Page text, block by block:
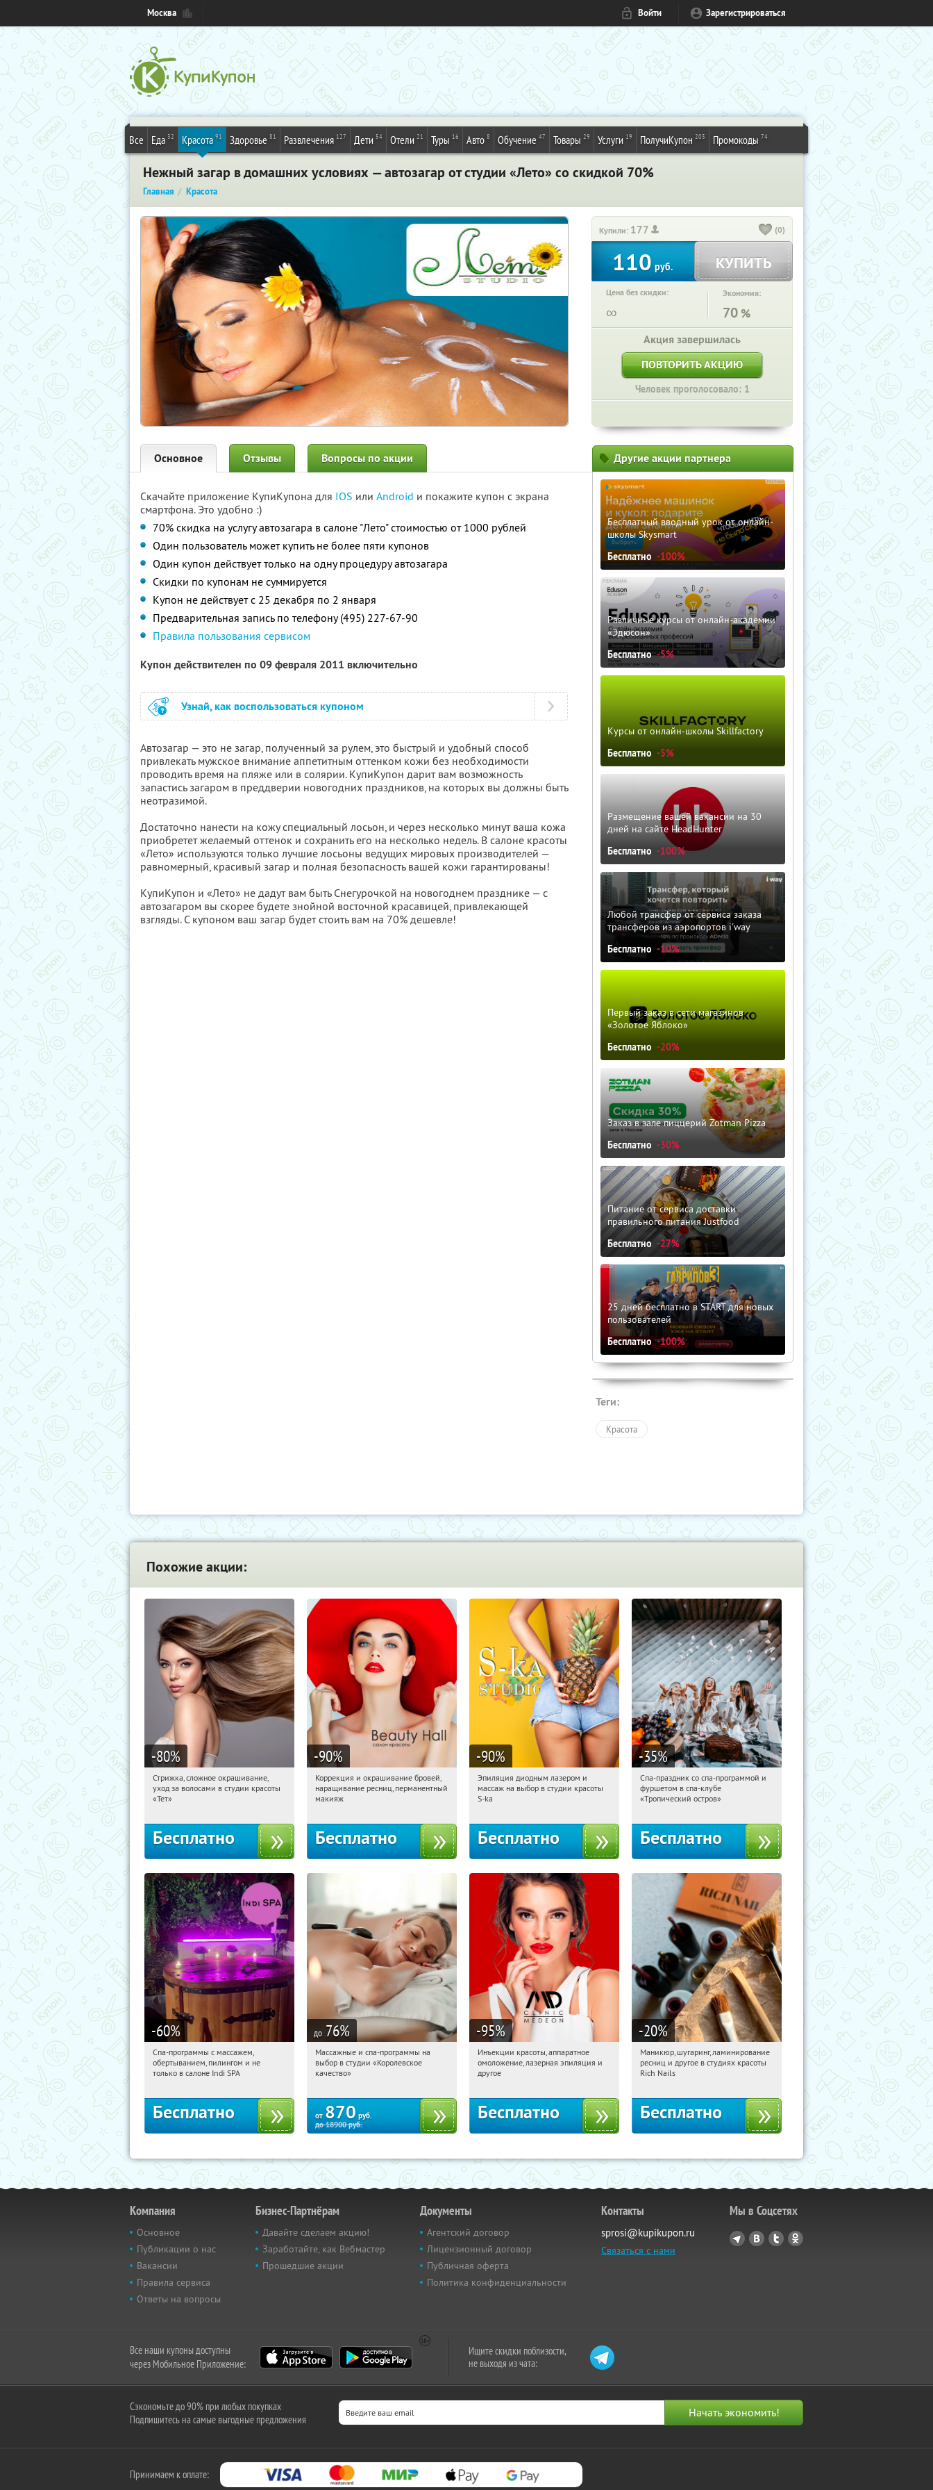
Москва Войти Зарегистрироваться
Все Еда 32 Красота 91 Здоровье 81 Развлечения 127 Дети 54 Отели 21 Туры 16 Авто 8 Обучение 47 Товары 29 Услуги 19 ПолучиКупон 203 Промокоды 74
Нежный загар в домашних условиях — автозагар от студии «Лето» со скидкой 70%
Главная Красота
Купили: 177 (0)
110 руб. КУПИТЬ
Цена без скидки:
∞
Экономия:
70 %
Акция завершилась
ПОВТОРИТЬ АКЦИЮ
Человек проголосовало: 1
Основное Отзывы Вопросы по акции
Скачайте приложение КупиКупона для IOS или Android и покажите купон с экрана
смартфона. Это удобно :)
70% скидка на услугу автозагара в салоне "Лето" стоимостью от 1000 рублей
Один пользователь может купить не более пяти купонов
Один купон действует только на одну процедуру автозагара
Скидки по купонам не суммируется
Купон не действует с 25 декабря по 2 января
Предварительная запись по телефону (495) 227-67-90
Правила пользования сервисом
Купон действителен по 09 февраля 2011 включительно
Узнай, как воспользоваться купоном
Автозагар — это не загар, полученный за рулем, это быстрый и удобный способ
привлекать мужское внимание аппетитным оттенком кожи без необходимости
проводить время на пляже или в солярии. КупиКупон дарит вам возможность
запастись загаром в преддверии новогодних праздников, на которых вы должны быть
неотразимой.
Достаточно нанести на кожу специальный лосьон, и через несколько минут ваша кожа
приобретет желаемый оттенок и сохранить его на несколько недель. В салоне красоты
«Лето» используются только лучшие лосьоны ведущих мировых производителей —
равномерный, красивый загар и полная безопасность вашей кожи гарантированы!
КупиКупон и «Лето» не дадут вам быть Снегурочкой на новогоднем празднике — с
автозагаром вы скорее будете знойной восточной красавицей, привлекающей
взгляды. С купоном ваш загар будет стоить вам на 70% дешевле!
Другие акции партнера
Бесплатный вводный урок от онлайн-
школы Skysmart
Бесплатно -100%
Различные курсы от онлайн-академии
«Эдюсон»
Бесплатно -5%
Курсы от онлайн-школы Skillfactory
Бесплатно -5%
Размещение вашей вакансии на 30
дней на сайте HeadHunter
Бесплатно -100%
Любой трансфер от сервиса заказа
трансферов из аэропортов i'way
Бесплатно -10%
Первый заказ в сети магазинов
«Золотое Яблоко»
Бесплатно -20%
Заказ в зале пиццерий Zotman Pizza
Бесплатно -30%
Питание от сервиса доставки
правильного питания Justfood
Бесплатно -27%
25 дней бесплатно в START для новых
пользователей
Бесплатно -100%
Теги:
Красота
Похожие акции:
-80%
19:15:07 Получили:
Чистые пруды
Стрижка, сложное окрашивание,
уход за волосами в студии красоты
«Тет»
Бесплатно
-90%
19:15:07 Получили:
Нахимовский проспект
Коррекция и окрашивание бровей,
наращивание ресниц, перманентный
макияж
Бесплатно
-90%
19:15:07 Получили:
Таганская
Эпиляция диодным лазером и
массаж на выбор в студии красоты
S-ka
Бесплатно
-35%
19:15:07 Получили:
Улица 1905 года
Спа-праздник со спа-программой и
фуршетом в спа-клубе
«Тропический остров»
Бесплатно
-60%
19:15:07 Получили:
Потапово
Спа-программы с массажем,
обертыванием, пилингом и не
только в салоне Indi SPA
Бесплатно
до 76%
19:15:07 Купили:
Третьяковская
Массажные и спа-программы на
выбор в студии «Королевское
качество»
от 870 руб.
до18900руб.
-95%
19:15:07 Получили:
Таганская
Инъекции красоты, аппаратное
омоложение, лазерная эпиляция и
другое
Бесплатно
-20%
19:15:07 Получили:193
Юго-Западная
Маникюр, шугаринг, ламинирование
ресниц и другое в студиях красоты
Rich Nails
Бесплатно
Компания
Основное
Публикации о нас
Вакансии
Правила сервиса
Ответы на вопросы
Бизнес-Партнёрам
Давайте сделаем акцию!
Заработайте, как Вебмастер
Прошедшие акции
Документы
Агентский договор
Лицензионный договор
Публичная оферта
Политика конфиденциальности
Контакты
sprosi@kupikupon.ru
Связаться с нами
Мы в Соцсетях
Все наши купоны доступны
через Мобильное Приложение:
Ищите скидки поблизости,
не выходя из чата:
Сэкономьте до 90% при любых покупках
Подпишитесь на самые выгодные предложения
Принимаем к оплате: